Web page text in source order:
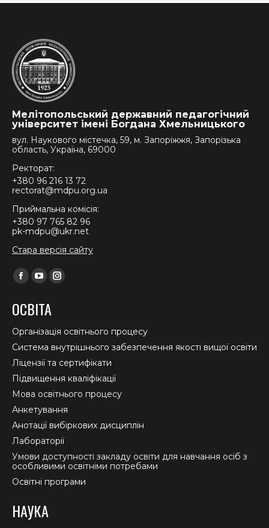
Мелітопольський державний педагогічний
університет імені Богдана Хмельницького
вул. Наукового містечка, 59, м. Запоріжжя, Запорізька
область, Україна, 69000
Ректорат:
+380 96 216 13 72
rectorat@mdpu.org.ua
Приймальна комісія:
+380 97 765 82 96
pk-mdpu@ukr.net
Стара версія сайту
Find us on:
Facebook
opens
in
new
window
YouTube
opens
in
new
window
Instagram
in
new
window
ОСВІТА
Організація освітнього процесу
Система внутрішнього забезпечення якості вищої освіти
Ліцензії та сертифікати
Підвищення кваліфікації
Мова освітнього процесу
Анкетування
Анотації вибіркових дисциплін
Лабораторії
Умови доступності закладу освіти для навчання осіб з
особливими освітніми потребами
Освітні програми
НАУКА